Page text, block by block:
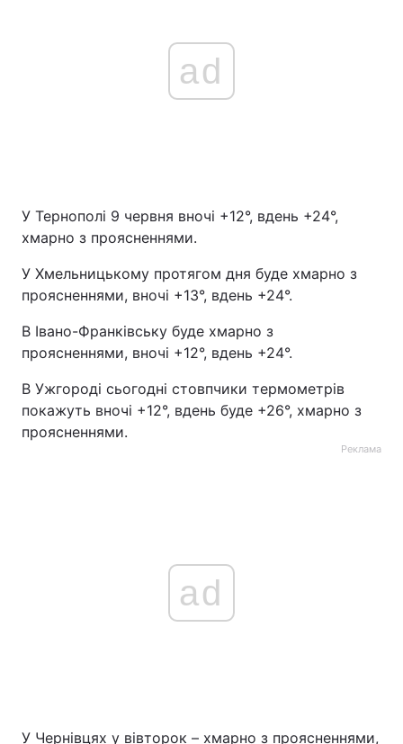
ad
У Тернополі 9 червня вночі +12°, вдень +24°,
хмарно з проясненнями.
У Хмельницькому протягом дня буде хмарно з
проясненнями, вночі +13°, вдень +24°.
В Івано-Франківську буде хмарно з
проясненнями, вночі +12°, вдень +24°.
В Ужгороді сьогодні стовпчики термометрів
покажуть вночі +12°, вдень буде +26°, хмарно з
проясненнями.
Реклама
ad
У Чернівцях у вівторок – хмарно з проясненнями,